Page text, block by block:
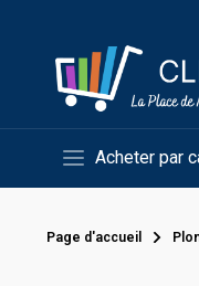
Acheter par
Page d'accueil